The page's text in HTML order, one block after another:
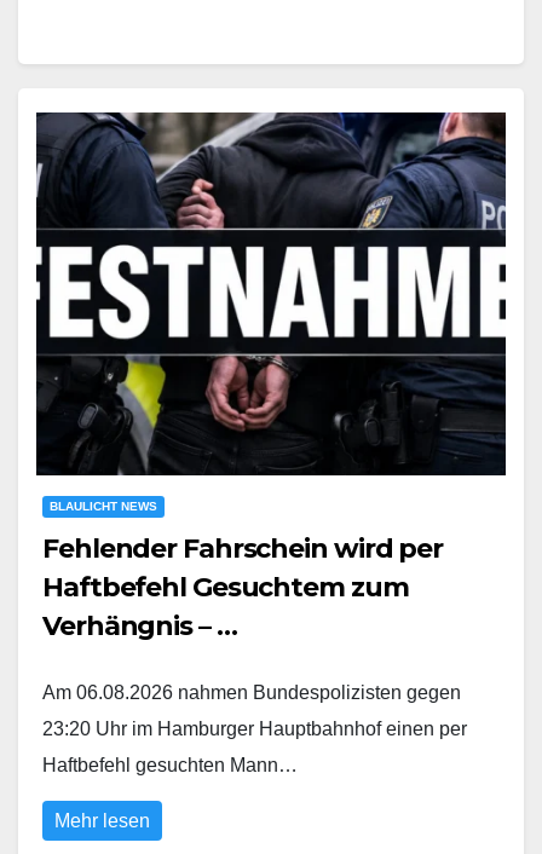
BLAULICHT NEWS
Fehlender Fahrschein wird per
Haftbefehl Gesuchtem zum
Verhängnis – …
Am 06.08.2026 nahmen Bundespolizisten gegen
23:20 Uhr im Hamburger Hauptbahnhof einen per
Haftbefehl gesuchten Mann…
Mehr lesen